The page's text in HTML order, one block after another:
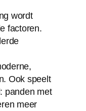
wordt
factoren.
Ook speelt
panden met
meer